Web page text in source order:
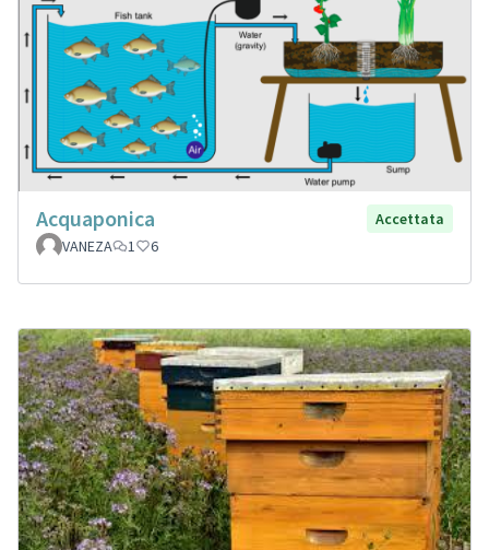
Acquaponica
Accettata
VANEZA
1 6